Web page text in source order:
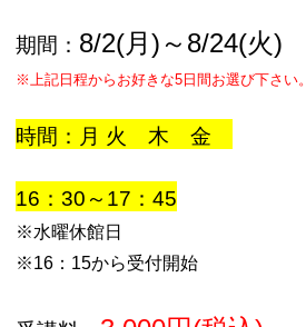
期間： 8/2(月)～8/24(火)
※上記日程からお好きな5日間お選び下さい。
時間：月 火 木 金
16：30～17：45
※水曜休館日
※16：15から受付開始